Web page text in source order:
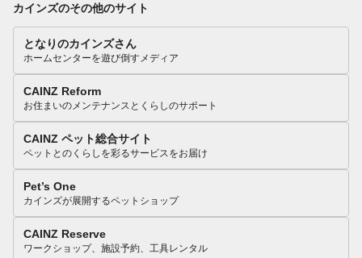
カインズのその他のサイト
となりのカインズさん
ホームセンターを遊び倒すメディア
CAINZ Reform
お住まいのメンテナンスとくらしのサポート
CAINZ ペット総合サイト
ペットとのくらしを彩るサービスをお届け
Pet’s One
カインズが展開するペットショップ
CAINZ Reserve
ワークショップ、施設予約、工具レンタル